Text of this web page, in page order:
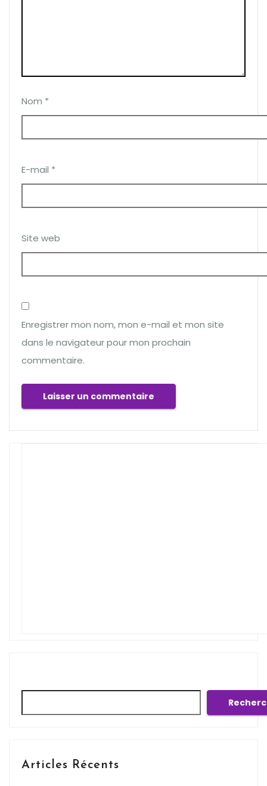
Nom *
E-mail *
Site web
Enregistrer mon nom, mon e-mail et mon site
dans le navigateur pour mon prochain
commentaire.
Articles Récents